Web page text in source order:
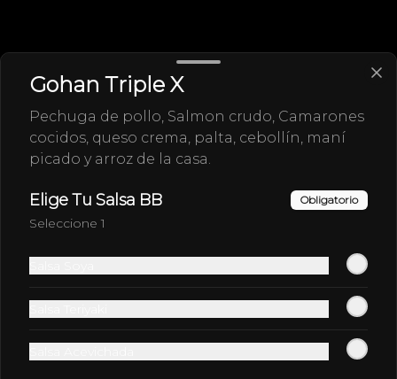
Conócenos
Gohan Triple X
Pechuga de pollo, Salmon crudo, Camarones
cocidos, queso crema, palta, cebollín, maní
picado y arroz de la casa.
Elige Tu Salsa BB Obligatorio
Seleccione 1